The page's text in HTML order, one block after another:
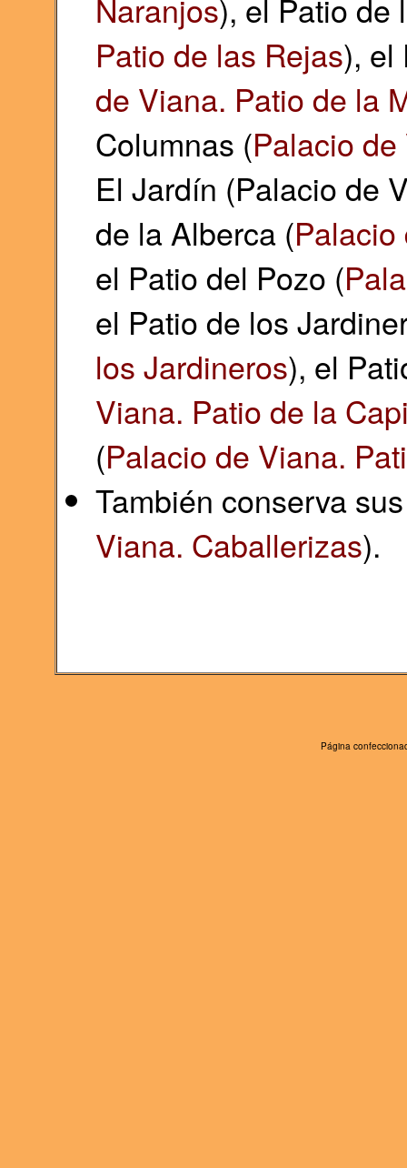
Naranjos), el Patio de
Patio de las Rejas), el
de Viana. Patio de la
Columnas (Palacio
El Jardín (Palacio de
de la Alberca (
el Patio del Pozo (
el Patio de los
los Jardineros), el
Viana. Patio de la
(Palacio de Viana.
También conserva
Viana. Caballerizas).
Página